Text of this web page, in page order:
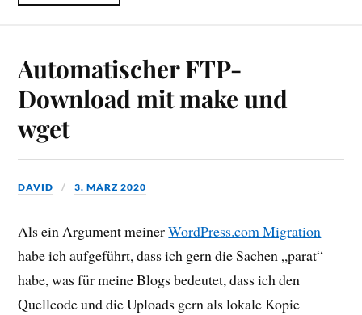
Automatischer FTP-
Download mit make und
wget
DAVID 3. MÄRZ 2020
Als ein Argument meinerWordPress.com Migration
habe ich aufgeführt, dass ich gern die Sachen „parat“
habe, was für meine Blogs bedeutet, dass ich den
Quellcode und die Uploads gern als lokale Kopie